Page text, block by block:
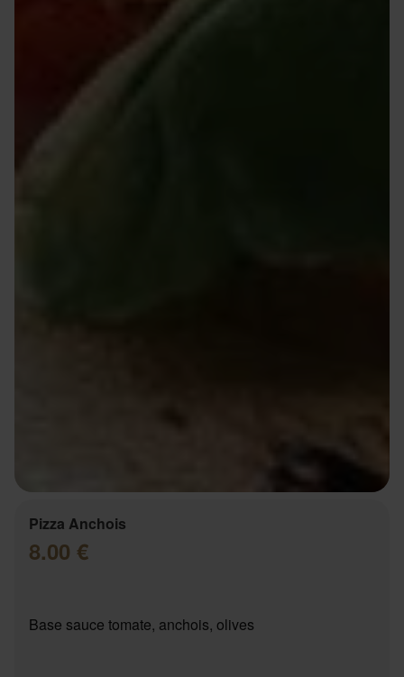
Pizza Anchois
8.00 €
Base sauce tomate, anchois, olives